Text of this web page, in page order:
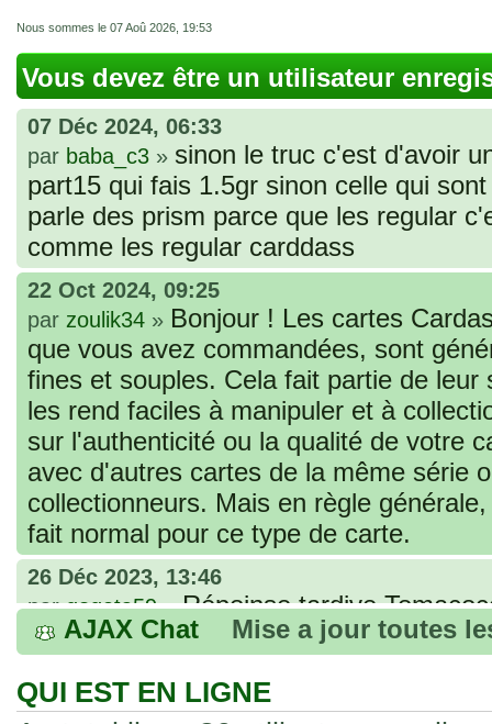
Nous sommes le 07 Aoû 2026, 19:53
Vous devez être un utilisateur
07 Déc 2024, 06:33
par baba_c3 » sinon le truc c'est d'avoir
part15 qui fais 1.5gr sinon celle qui
parle des prism parce que les regular
comme les regular carddass
22 Oct 2024, 09:25
par zoulik34 » Bonjour ! Les cartes
que vous avez commandées, sont
fines et souples. Cela fait partie de
les rend faciles à manipuler et à
sur l'authenticité ou la qualité de votre
avec d'autres cartes de la même série
collectionneurs. Mais en règle
fait normal pour ce type de carte.
26 Déc 2023, 13:46
pargogeta59»Répoinse tardive
acheter une réédition de cette Hondan ?
02 Juin 2023, 14:17
parTomacoco»Bonjour j'ai commandé
AJAX Chat Mise a jour toutes
QUI EST EN LIGNE